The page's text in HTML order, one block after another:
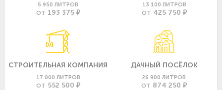
5 950 ЛИТРОВ
ОТ 193 375 ₽
13 100 ЛИТРОВ
ОТ 425 750 ₽
СТРОИТЕЛЬНАЯ КОМПАНИЯ
17 000 ЛИТРОВ
ОТ 552 500 ₽
ДАЧНЫЙ ПОСЁЛОК
26 900 ЛИТРОВ
ОТ 874 250 ₽